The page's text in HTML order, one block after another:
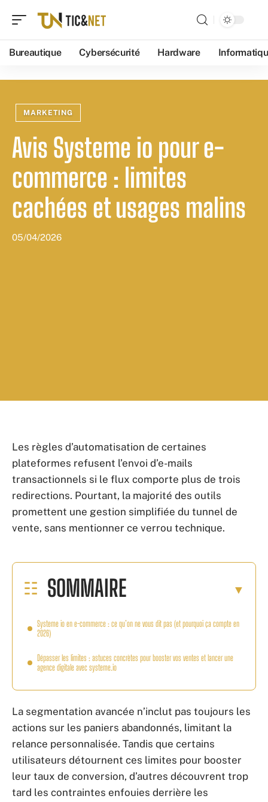
Bureautique Cybersécurité Hardware
MARKETING
Avis Systeme io pour e-
commerce : limites
cachées et usages malins
05/04/2026
Les règles d’automatisation de certaines
plateformes refusent l’envoi d’e-mails
transactionnels si le flux comporte plus de trois
redirections. Pourtant, la majorité des outils
promettent une gestion simplifiée du tunnel de
vente, sans mentionner ce verrou technique.
SOMMAIRE
Systeme io en e-commerce : ce qu’on ne vous dit pas (et pourquoi ça compte en
2026)
Dépasser les limites : astuces concrètes pour booster vos ventes et lancer une
agence digitale avec systeme.io
La segmentation avancée n’inclut pas toujours les
actions sur les paniers abandonnés, limitant la
relance personnalisée. Tandis que certains
utilisateurs détournent ces limites pour booster
leur taux de conversion, d’autres découvrent trop
tard les contraintes enfouies derrière les